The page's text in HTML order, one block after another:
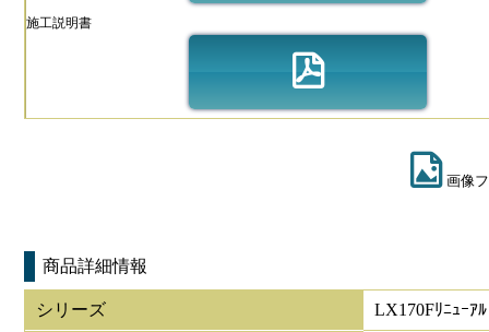
施工説明書
画像
商品詳細情報
シリーズ LX170Fﾘﾆｭｰｱﾙ